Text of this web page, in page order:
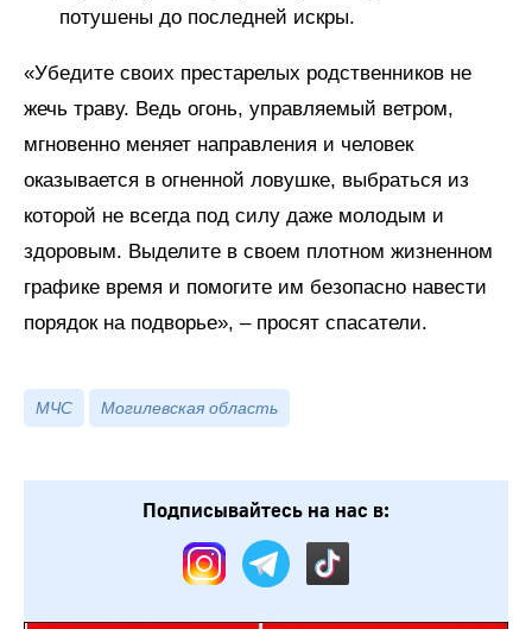
потушены до последней искры.
«Убедите своих престарелых родственников не
жечь траву. Ведь огонь, управляемый ветром,
мгновенно меняет направления и человек
оказывается в огненной ловушке, выбраться из
которой не всегда под силу даже молодым и
здоровым. Выделите в своем плотном жизненном
графике время и помогите им безопасно навести
порядок на подворье», – просят спасатели.
МЧС Могилевская область
Подписывайтесь на нас в: